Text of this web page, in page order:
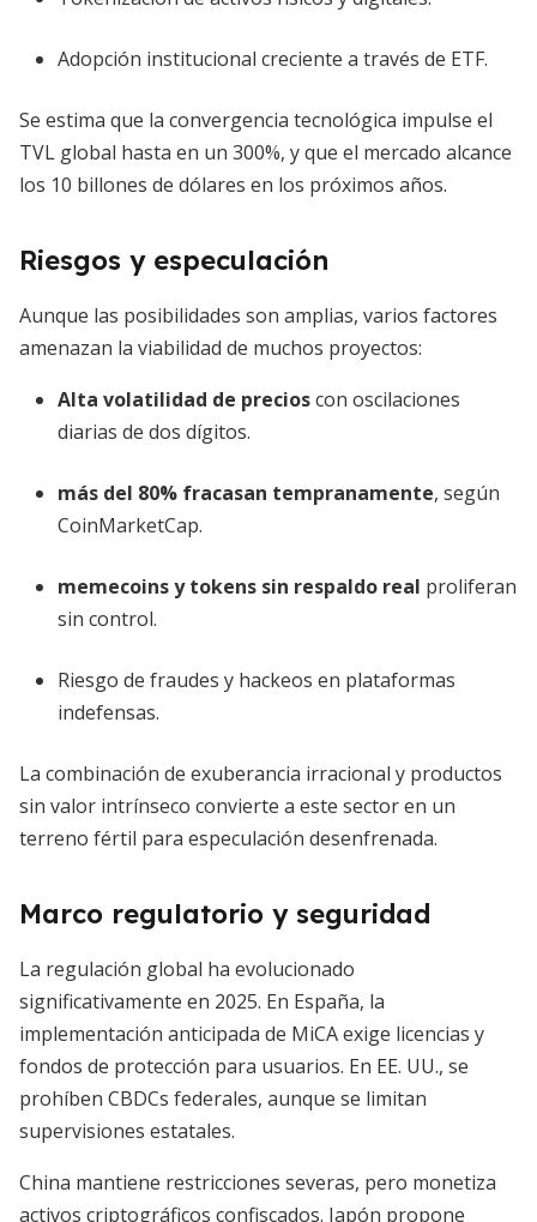
Adopción institucional creciente a través de ETF.
Se estima que la convergencia tecnológica impulse el
TVL global hasta en un 300%, y que el mercado alcance
los 10 billones de dólares en los próximos años.
Riesgos y especulación
Aunque las posibilidades son amplias, varios factores
amenazan la viabilidad de muchos proyectos:
Alta volatilidad de precioscon oscilaciones
diarias de dos dígitos.
más del 80% fracasan tempranamente, según
CoinMarketCap.
memecoins y tokens sin respaldo real proliferan
sin control.
Riesgo de fraudes y hackeos en plataformas
indefensas.
La combinación de exuberancia irracional y productos
sin valor intrínseco convierte a este sector en un
terreno fértil para especulación desenfrenada.
Marco regulatorio y seguridad
La regulación global ha evolucionado
significativamente en 2025. En España, la
implementación anticipada de MiCA exige licencias y
fondos de protección para usuarios. En EE. UU., se
prohíben CBDCs federales, aunque se limitan
supervisiones estatales.
China mantiene restricciones severas, pero monetiza
activos criptográficos confiscados. Japón propone